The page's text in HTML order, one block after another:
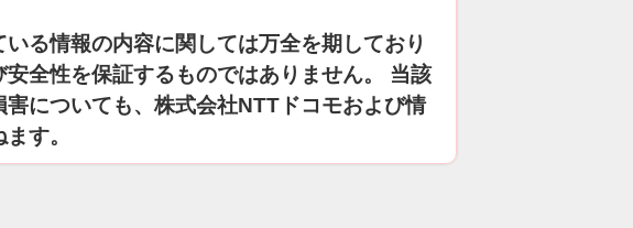
る情報の内容に関しては万全を期しており
全性を保証するものではありません。 当該
についても、株式会社NTTドコモおよび情
す。